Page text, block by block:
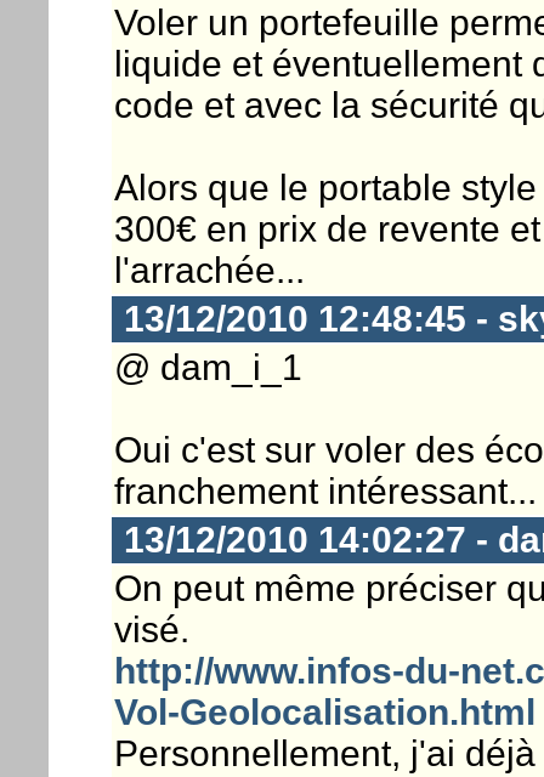
Voler un portefeuille
liquide et éventuellement
code et avec la sécurité
Alors que le portable
300€ en prix de revente
l'arrachée...
13/12/2010 12:48:45 -
@ dam_i_1
Oui c'est sur voler des
franchement intéressant...
13/12/2010 14:02:27 -
On peut même préciser
visé.
http://www.infos-du-
Vol-Geolocalisation.html
Personnellement, j'ai